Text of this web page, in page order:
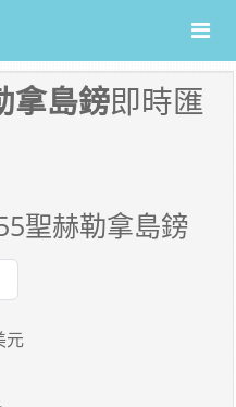
拿島鎊即時匯
聖赫勒拿島鎊
元